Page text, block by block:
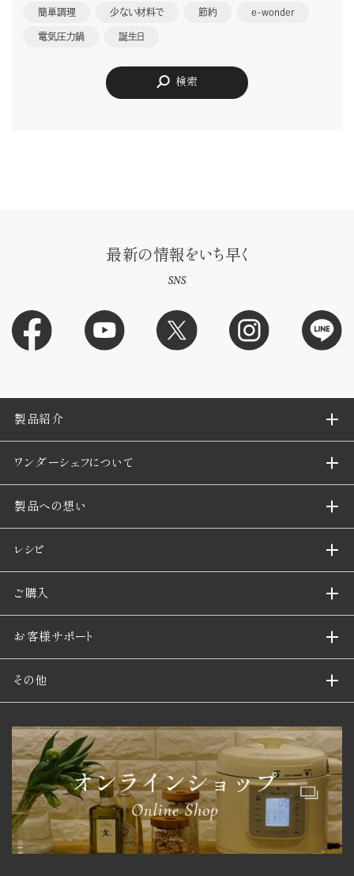
簡単調理 少ない材料で 節約 e-wonder
電気圧力鍋 誕生日
検索
最新の情報をいち早く
SNS
製品紹介
ワンダーシェフについて
製品への想い
レシピ
ご購入
お客様サポート
その他